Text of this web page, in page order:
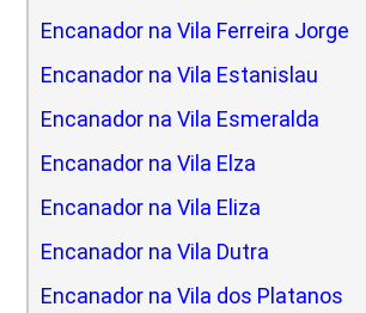
Encanador na Vila Ferreira Jorge
Encanador na Vila Estanislau
Encanador na Vila Esmeralda
Encanador na Vila Elza
Encanador na Vila Eliza
Encanador na Vila Dutra
Encanador na Vila dos Platanos